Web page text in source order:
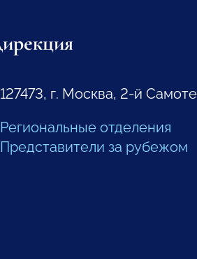
127473, г. Москва, 2-й
Региональные отделения
Представители за рубежом